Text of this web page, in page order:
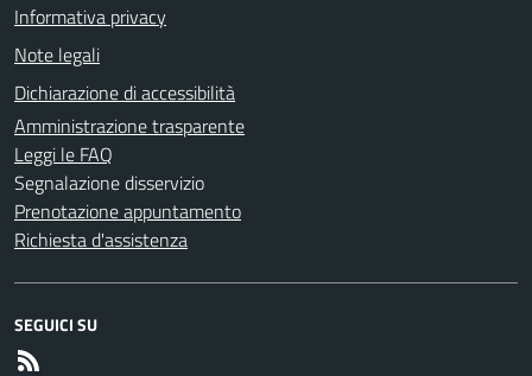
Informativa privacy
Note legali
Dichiarazione di accessibilità
Amministrazione trasparente
Leggi le FAQ
Segnalazione disservizio
Prenotazione appuntamento
Richiesta d'assistenza
SEGUICI SU